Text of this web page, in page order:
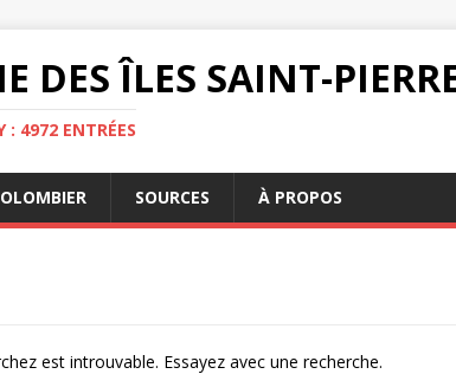
DES ÎLES SAINT-
: 4972 ENTRÉES
SOURCES À PROPOS
est introuvable. Essayez avec une recherche.